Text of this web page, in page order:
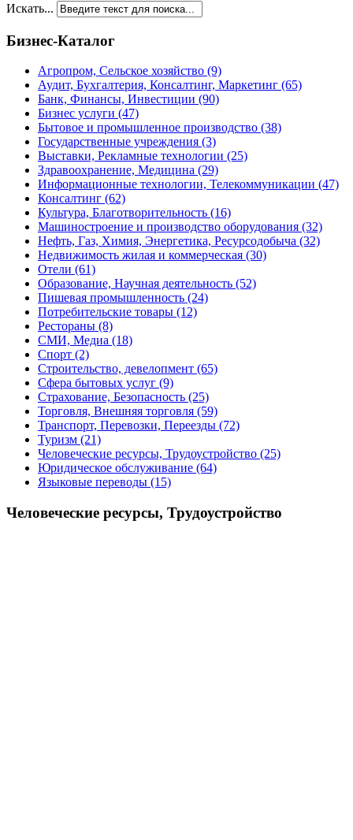
Искать...
Бизнес-Каталог
Агропром, Сельское хозяйство (9)
Аудит, Бухгалтерия, Консалтинг, Маркетинг (65)
Банк, Финансы, Инвестиции (90)
Бизнес услуги (47)
Бытовое и промышленное производство (38)
Государственные учреждения (3)
Выставки, Рекламные технологии (25)
Здравоохранение, Медицина (29)
Информационные технологии, Телекоммуникации (47)
Консалтинг (62)
Культура, Благотворительность (16)
Машиностроение и производство оборудования (32)
Нефть, Газ, Химия, Энергетика, Ресурсодобыча (32)
Недвижимость жилая и коммерческая (30)
Отели (61)
Образование, Научная деятельность (52)
Пишевая промышленность (24)
Потребительские товары (12)
Рестораны (8)
СМИ, Медиа (18)
Спорт (2)
Строительство, девелопмент (65)
Сфера бытовых услуг (9)
Страхование, Безопасность (25)
Торговля, Внешняя торговля (59)
Транспорт, Перевозки, Переезды (72)
Туризм (21)
Человеческие ресурсы, Трудоустройство (25)
Юридическое обслуживание (64)
Языковые переводы (15)
Человеческие ресурсы, Трудоустройство